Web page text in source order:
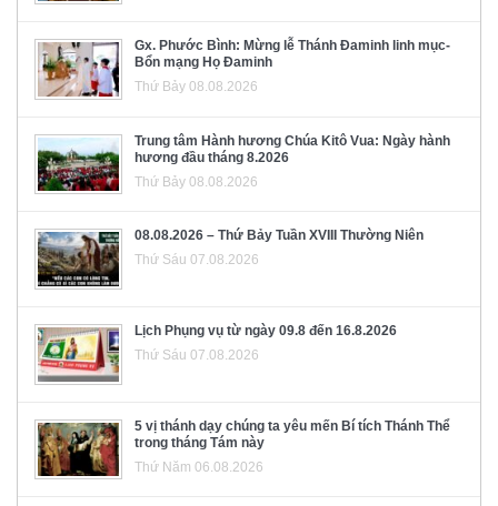
Gx. Phước Bình: Mừng lễ Thánh Đaminh linh mục-
Bổn mạng Họ Đaminh
Thứ Bảy 08.08.2026
Trung tâm Hành hương Chúa Kitô Vua: Ngày hành
hương đầu tháng 8.2026
Thứ Bảy 08.08.2026
08.08.2026 – Thứ Bảy Tuần XVIII Thường Niên
Thứ Sáu 07.08.2026
Lịch Phụng vụ từ ngày 09.8 đến 16.8.2026
Thứ Sáu 07.08.2026
5 vị thánh dạy chúng ta yêu mến Bí tích Thánh Thể
trong tháng Tám này
Thứ Năm 06.08.2026